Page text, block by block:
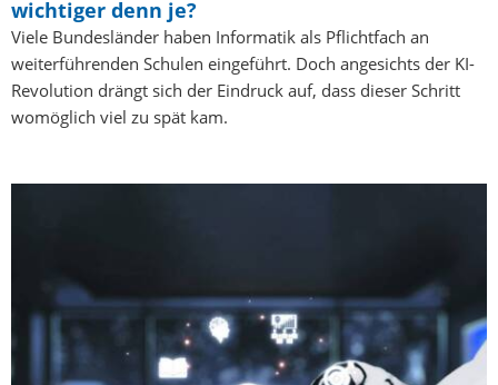
wichtiger denn je?
Viele Bundesländer haben Informatik als Pflichtfach an
weiterführenden Schulen eingeführt. Doch angesichts der KI-
Revolution drängt sich der Eindruck auf, dass dieser Schritt
womöglich viel zu spät kam.